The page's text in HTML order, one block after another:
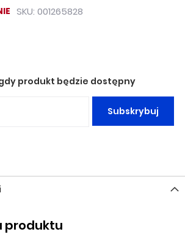
SKU 001265828
produkt będzie dostępny
Subskrybuj
produktu